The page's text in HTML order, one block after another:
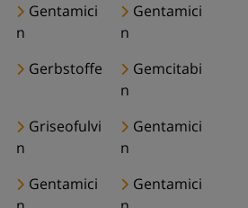
Gentamici
n
Gentamici
n
Gerbstoffe
Gemcitabi
n
Griseofulvi
n
Gentamici
n
Gentamici
Gentamici